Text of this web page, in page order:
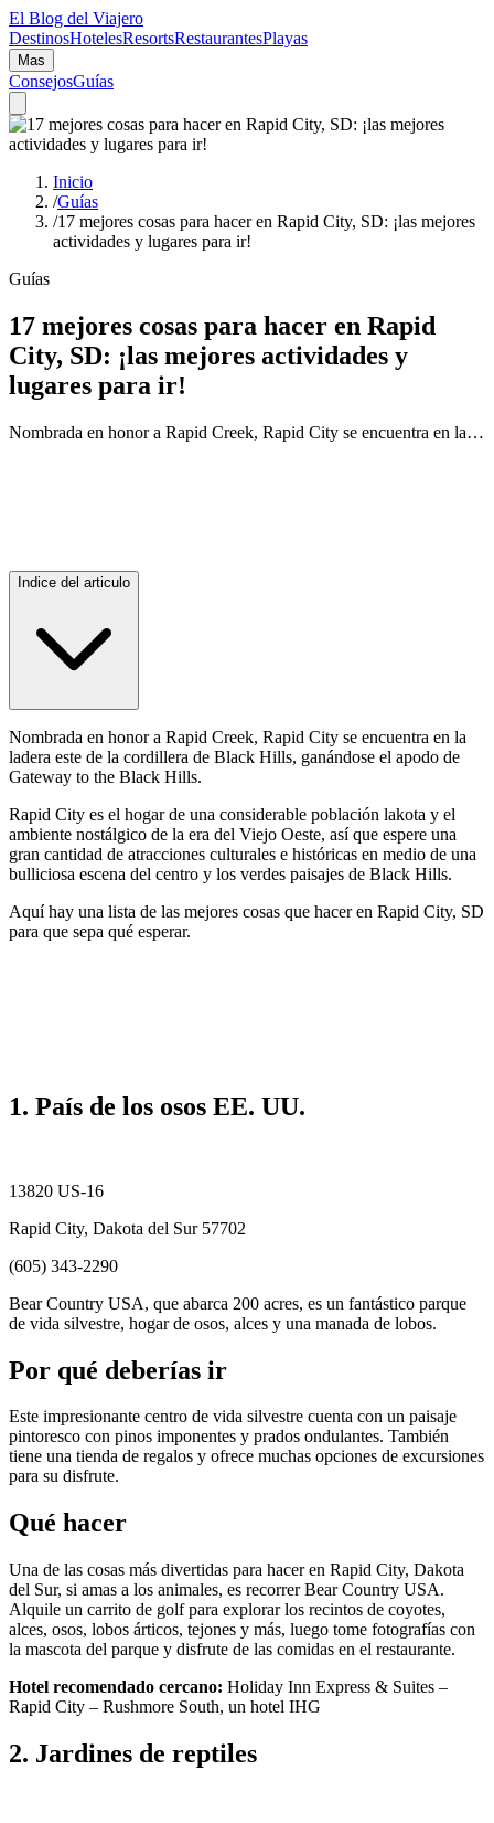
El Blog del Viajero
DestinosHotelesResortsRestaurantesPlayas
Mas
ConsejosGuías
Inicio
/Guías
/17 mejores cosas para hacer en Rapid City, SD: ¡las mejores
actividades y lugares para ir!
Guías
17 mejores cosas para hacer en Rapid
City, SD: ¡las mejores actividades y
lugares para ir!
Nombrada en honor a Rapid Creek, Rapid City se encuentra en la…
Indice del articulo
Nombrada en honor a Rapid Creek, Rapid City se encuentra en la
ladera este de la cordillera de Black Hills, ganándose el apodo de
Gateway to the Black Hills.
Rapid City es el hogar de una considerable población lakota y el
ambiente nostálgico de la era del Viejo Oeste, así que espere una
gran cantidad de atracciones culturales e históricas en medio de una
bulliciosa escena del centro y los verdes paisajes de Black Hills.
Aquí hay una lista de las mejores cosas que hacer en Rapid City, SD
para que sepa qué esperar.
1. País de los osos EE. UU.
13820 US-16
Rapid City, Dakota del Sur 57702
(605) 343-2290
Bear Country USA, que abarca 200 acres, es un fantástico parque
de vida silvestre, hogar de osos, alces y una manada de lobos.
Por qué deberías ir
Este impresionante centro de vida silvestre cuenta con un paisaje
pintoresco con pinos imponentes y prados ondulantes. También
tiene una tienda de regalos y ofrece muchas opciones de excursiones
para su disfrute.
Qué hacer
Una de las cosas más divertidas para hacer en Rapid City, Dakota
del Sur, si amas a los animales, es recorrer Bear Country USA.
Alquile un carrito de golf para explorar los recintos de coyotes,
alces, osos, lobos árticos, tejones y más, luego tome fotografías con
la mascota del parque y disfrute de las comidas en el restaurante.
Hotel recomendado cercano: Holiday Inn Express & Suites –
Rapid City – Rushmore South, un hotel IHG
2. Jardines de reptiles